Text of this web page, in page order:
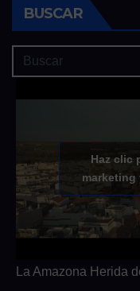
BUSCAR
Haz clic
marketing
La Amazona Herida